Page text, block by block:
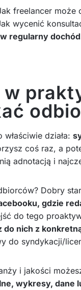
freelancer może
wycenić
regularny dochód
działa:
coś raz, a
adnotacją i
Dobry
gdzie
do tego
do nich z
do syndykacji/
i jakości
wykresy, dane